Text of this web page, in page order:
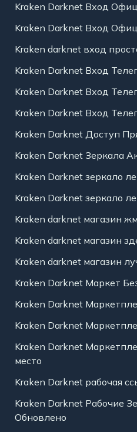
Kraken Darknet Вход
Kraken Darknet Вход
Kraken darknet вход
Kraken Darknet Вход
Kraken Darknet Вход
Kraken Darknet Вход
Kraken Darknet Доступ
Kraken Darknet Зеркала
Kraken Darknet зеркало
Kraken Darknet зеркало
Kraken darknet магазин
Kraken darknet магазин
Kraken darknet магазин
Kraken Darknet Маркет
Kraken Darknet
Kraken Darknet
Kraken Darknet
место
Kraken Darknet рабочая
Kraken Darknet Рабочие
Обновлено